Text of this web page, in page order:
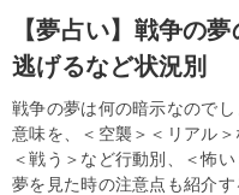
【夢占い】戦争の
逃げるなど状況別
戦争の夢は何の暗示なので
意味を、＜空襲＞＜リアル
＜戦う＞など行動別、＜怖
夢を見た時の注意点も紹介す